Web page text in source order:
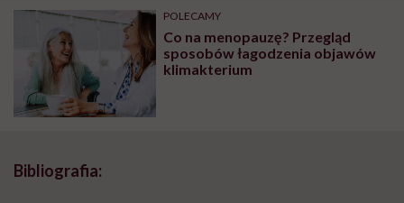
POLECAMY
Co na menopauzę? Przegląd
sposobów łagodzenia objawów
klimakterium
Bibliografia: